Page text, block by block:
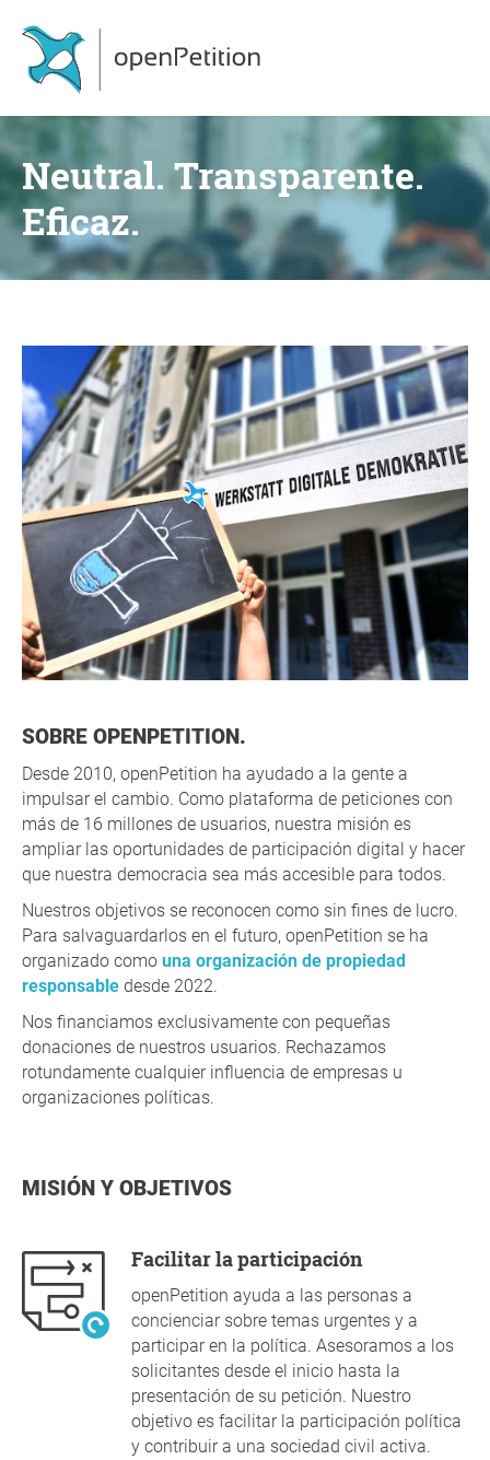
Neutral. Transparente.
Eficaz.
SOBRE OPENPETITION.
Desde 2010, openPetition ha ayudado a la gente a
impulsar el cambio. Como plataforma de peticiones con
más de 16 millones de usuarios, nuestra misión es
ampliar las oportunidades de participación digital y hacer
que nuestra democracia sea más accesible para todos.
Nuestros objetivos se reconocen como sin fines de lucro.
Para salvaguardarlos en el futuro, openPetition se ha
organizado como una organización de propiedad
responsable desde 2022.
Nos financiamos exclusivamente con pequeñas
donaciones de nuestros usuarios. Rechazamos
rotundamente cualquier influencia de empresas u
organizaciones políticas.
MISIÓN Y OBJETIVOS
Facilitar la participación
openPetition ayuda a las personas a
concienciar sobre temas urgentes y a
participar en la política. Asesoramos a los
solicitantes desde el inicio hasta la
presentación de su petición. Nuestro
objetivo es facilitar la participación política
y contribuir a una sociedad civil activa.